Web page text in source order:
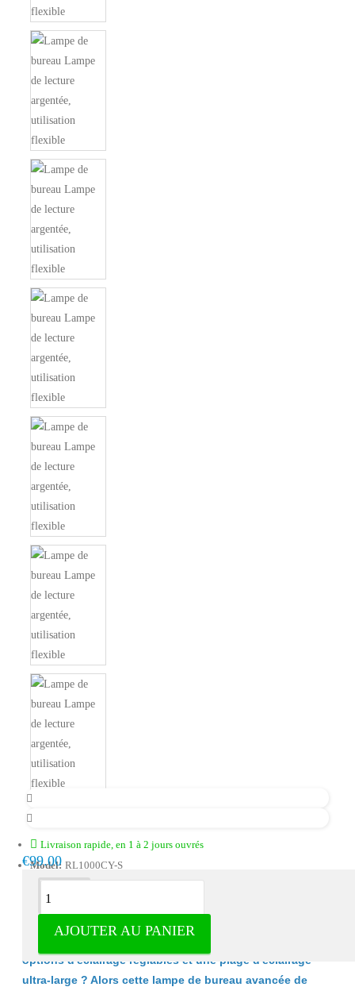
Livraison rapide, en 1 à 2 jours ouvrés
Model: RL1000CY-S
€99.00
AJOUTER AU PANIER
Description
options d'éclairage réglables et une plage d'éclairage
ultra-large ? Alors cette lampe de bureau avancée de